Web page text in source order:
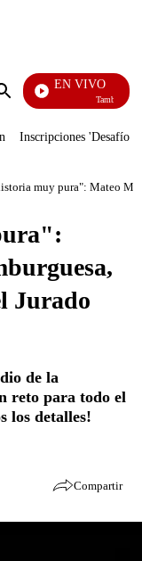
Enviar
EN VIVO
También
Inscripciones 'Desafío'
muy pura": Mateo
Jurado
de la
reto para todo el
los detalles!
Compartir